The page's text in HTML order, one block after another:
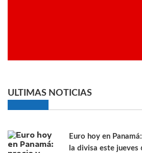
ULTIMAS NOTICIAS
Euro hoy en
la divisa este